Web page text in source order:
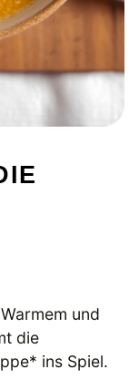
und
die
ins Spiel.